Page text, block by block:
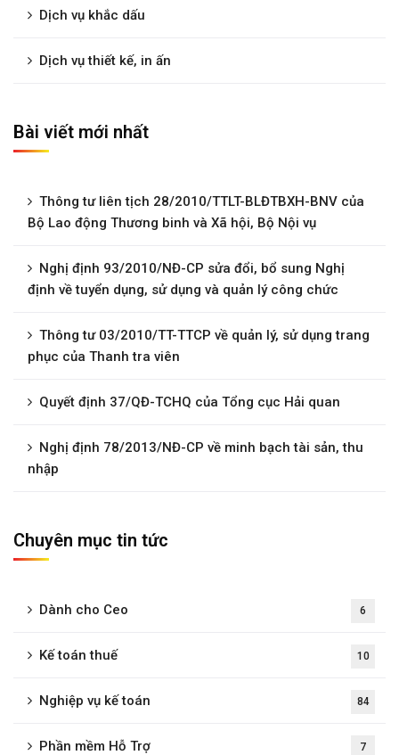
Dịch vụ khắc dấu
Dịch vụ thiết kế, in ấn
Bài viết mới nhất
Thông tư liên tịch 28/2010/TTLT-BLĐTBXH-BNV của
Bộ Lao động Thương binh và Xã hội, Bộ Nội vụ
Nghị định 93/2010/NĐ-CP sửa đổi, bổ sung Nghị
định về tuyển dụng, sử dụng và quản lý công chức
Thông tư 03/2010/TT-TTCP về quản lý, sử dụng trang
phục của Thanh tra viên
Quyết định 37/QĐ-TCHQ của Tổng cục Hải quan
Nghị định 78/2013/NĐ-CP về minh bạch tài sản, thu
nhập
Chuyên mục tin tức
Dành cho Ceo 6
Kế toán thuế 10
Nghiệp vụ kế toán 84
Phần mềm Hỗ Trợ 7